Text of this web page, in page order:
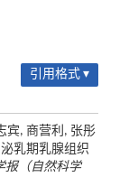
引用格式 ▾
宾, 商营利, 张彤
乳期乳腺组织
报（自然科学